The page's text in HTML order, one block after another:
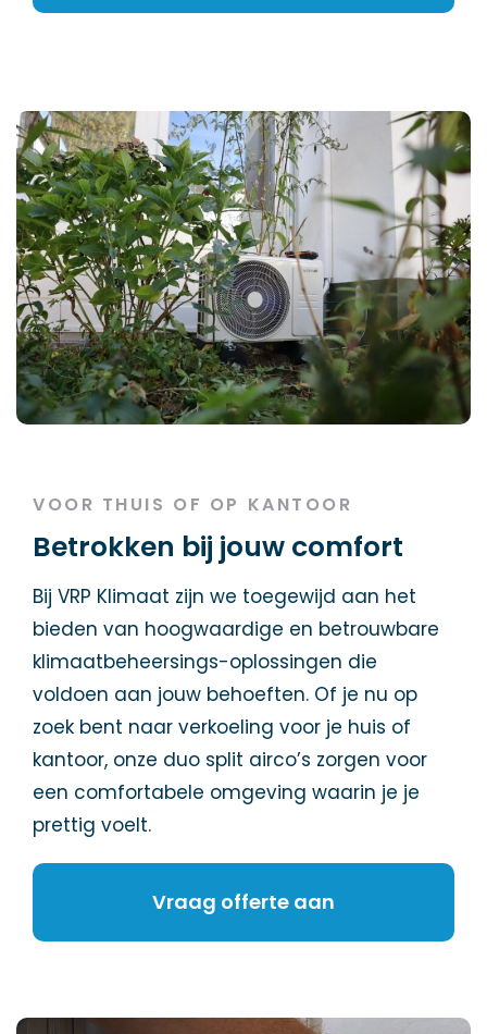
VOOR THUIS OF OP KANTOOR
Betrokken bij jouw comfort
Bij VRP Klimaat zijn we toegewijd aan het
bieden van hoogwaardige en betrouwbare
klimaatbeheersings-oplossingen die
voldoen aan jouw behoeften. Of je nu op
zoek bent naar verkoeling voor je huis of
kantoor, onze duo split airco’s zorgen voor
een comfortabele omgeving waarin je je
prettig voelt.
Vraag offerte aan